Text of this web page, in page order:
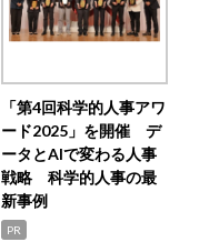
「第4回科学的人事アワ
ード2025」を開催 デ
ータとAIで変わる人事
戦略 科学的人事の最
新事例
PR